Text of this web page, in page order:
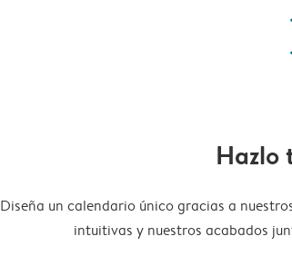
Hazlo
Diseña un calendario único gracias a
intuitivas y nuestros acabados